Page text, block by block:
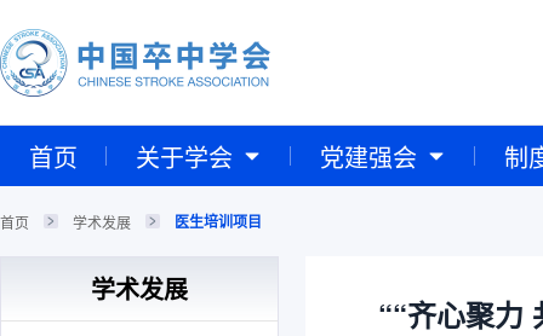
首页 关于学会 党建强会 制
首页 学术发展 医生培训项目
学术发展
““齐心聚力